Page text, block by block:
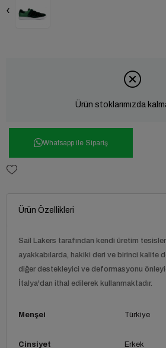
‹
Ürün stoklarımızda
Whatsapp ile Sipariş
Ürün Özellikleri
Sail Lakers tarafından kendi üretim
ayakkabılarda, hakiki deri ve birinci kalite
diğer destekleyici ve deformasyonu
İtalya'dan ithal edilerek kullanmaktadır.
Menşei Türkiye
Cinsiyet Erkek